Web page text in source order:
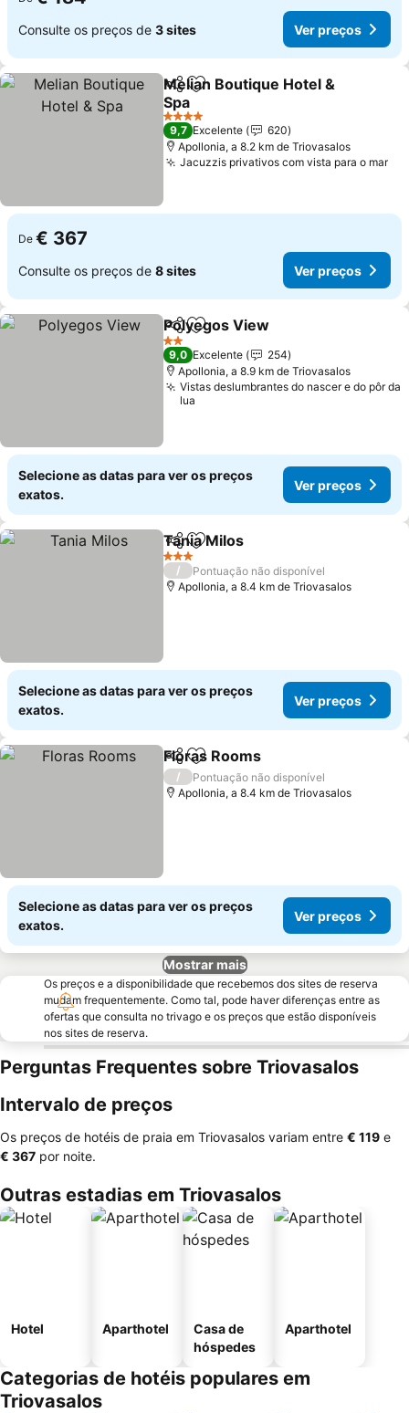
Consulte os preços de 3 sites Ver preços
PartilharAdicionar aos favoritos
Melian Boutique Hotel &
Spa
4 Estrelas
9,7 Excelente
620
Apollonia, a 8.2 km de Triovasalos
Jacuzzis privativos com vista para o mar
De € 367
Consulte os preços de 8 sites Ver preços
PartilharAdicionar aos favoritos
Polyegos View
2 Estrelas
9,0 Excelente
254
Apollonia, a 8.9 km de Triovasalos
Vistas deslumbrantes do nascer e do pôr da
lua
Selecione as datas para ver os preços
exatos.
Ver preços
PartilharAdicionar aos favoritos
Tania Milos
3 Estrelas
/
Pontuação não disponível
Apollonia, a 8.4 km de Triovasalos
Selecione as datas para ver os preços
exatos.
Ver preços
PartilharAdicionar aos favoritos
Floras Rooms
/
Pontuação não disponível
Apollonia, a 8.4 km de Triovasalos
Selecione as datas para ver os preços
exatos.
Ver preços
Mostrar mais
Os preços e a disponibilidade que recebemos dos sites de reserva
mudam frequentemente. Como tal, pode haver diferenças entre as
ofertas que consulta no trivago e os preços que estão disponíveis
nos sites de reserva.
Perguntas Frequentes sobre Triovasalos
Intervalo de preços
Os preços de hotéis de praia em Triovasalos variam entre ‎€ 119 e
‎€ 367 por noite.
Outras estadias em Triovasalos
Hotel Aparthotel
Casa de
hóspedes
Aparthotel
Categorias de hotéis populares em
Triovasalos